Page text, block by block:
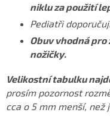
niklu za použití
Pediatři
Obuv vhodná pro
nožičky.
Velikostní tabulku
prosím pozornost
cca o 5 mm menší, než